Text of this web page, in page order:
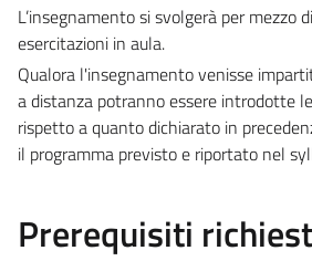
L’insegnamento si svolgerà per mezzo
esercitazioni in aula.
Qualora l'insegnamento venisse
a distanza potranno essere introdotte
rispetto a quanto dichiarato in
il programma previsto e riportato nel
Prerequisiti